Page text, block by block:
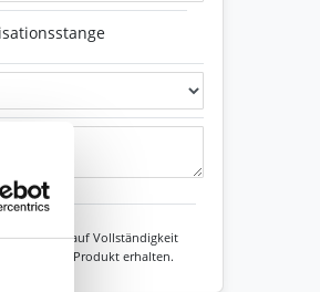
235)
auf Vollständigkeit
fehlerfreies Produkt erhalten.